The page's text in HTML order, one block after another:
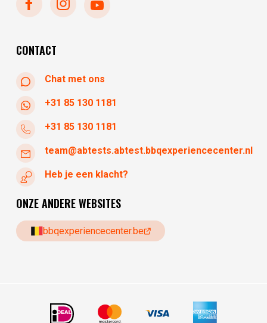
maandag
dinsdag
CONTACT
Chat met ons
+31 85 130 1181
+31 85 130 1181
team@abtests.abtest.bbqexperiencecenter.nl
Heb je een klacht?
ONZE ANDERE WEBSITES
bbqexperiencecenter.be